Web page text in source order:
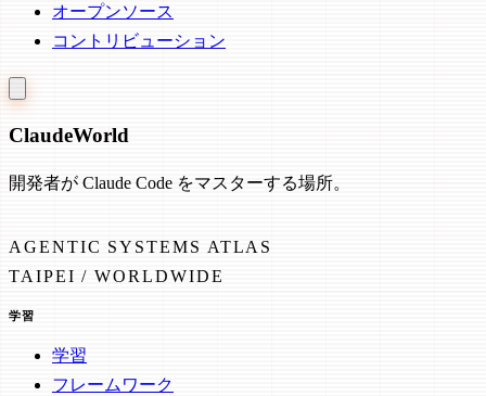
オープンソース
コントリビューション
ClaudeWorld
開発者が Claude Code をマスターする場所。
AGENTIC SYSTEMS ATLAS
TAIPEI / WORLDWIDE
学習
学習
フレームワーク